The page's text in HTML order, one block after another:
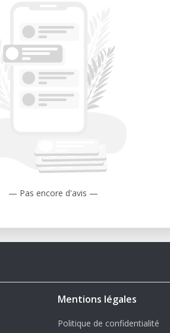
— Pas encore d'avis —
Mentions légales
Politique de confidentialité